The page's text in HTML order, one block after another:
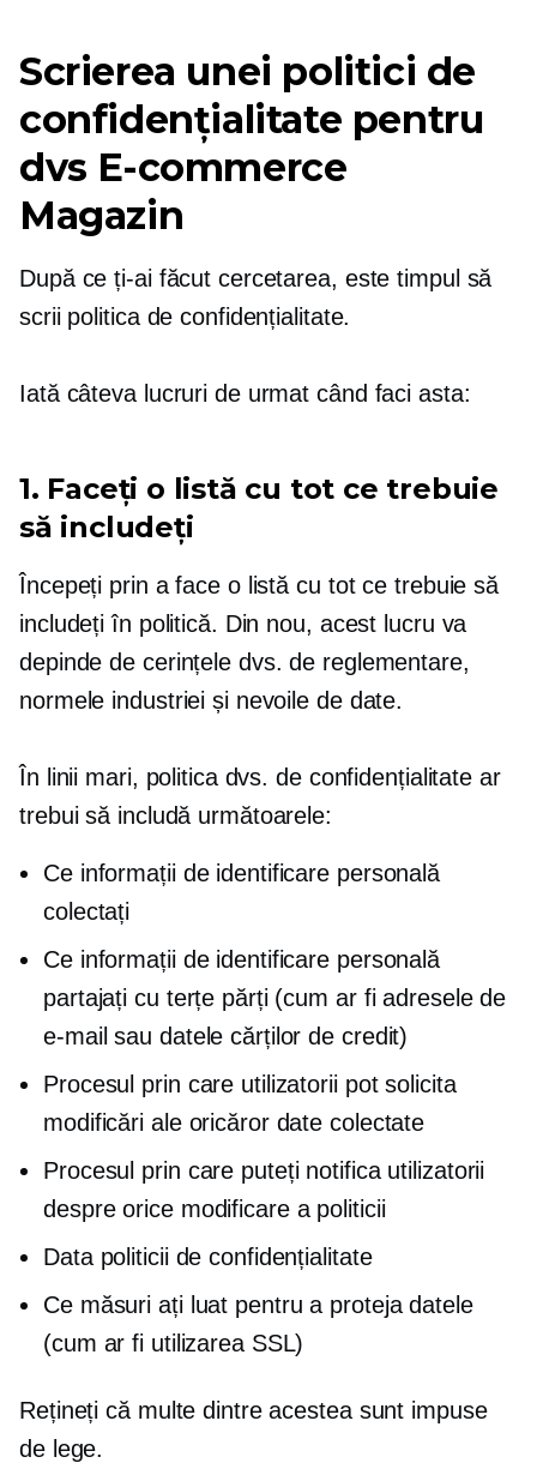
Scrierea unei politici de
confidențialitate pentru
dvs E-commerce
Magazin
După ce ți-ai făcut cercetarea, este timpul să
scrii politica de confidențialitate.
Iată câteva lucruri de urmat când faci asta:
1. Faceți o listă cu tot ce trebuie
să includeți
Începeți prin a face o listă cu tot ce trebuie să
includeți în politică. Din nou, acest lucru va
depinde de cerințele dvs. de reglementare,
normele industriei și nevoile de date.
În linii mari, politica dvs. de confidențialitate ar
trebui să includă următoarele:
Ce informații de identificare personală
colectați
Ce informații de identificare personală
partajați cu terțe părți (cum ar fi adresele de
e-mail sau datele cărților de credit)
Procesul prin care utilizatorii pot solicita
modificări ale oricăror date colectate
Procesul prin care puteți notifica utilizatorii
despre orice modificare a politicii
Data politicii de confidențialitate
Ce măsuri ați luat pentru a proteja datele
(cum ar fi utilizarea SSL)
Rețineți că multe dintre acestea sunt impuse
de lege.